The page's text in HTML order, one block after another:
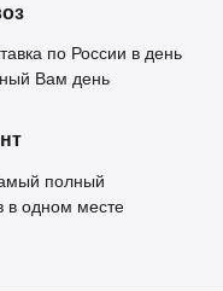
по России в день
Вам день
полный
в одном месте